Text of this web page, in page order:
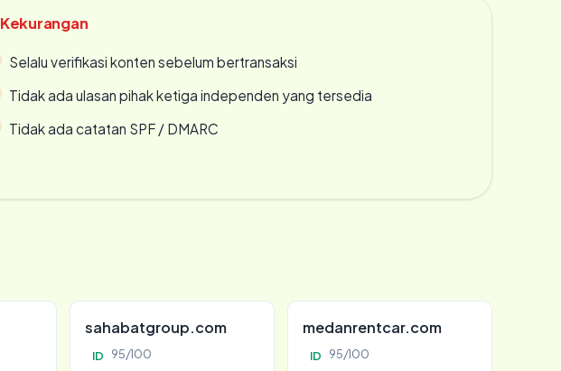
Kekurangan
Selalu verifikasi konten sebelum bertransaksi
Tidak ada ulasan pihak ketiga independen yang tersedia
Tidak ada catatan SPF / DMARC
sahabatgroup.com
ID 95/100
medanrentcar.com
ID 95/100